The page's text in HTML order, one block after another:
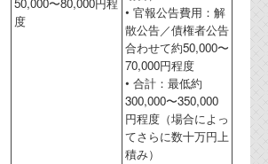
50,000〜80,000円程
度
• 官報公告費用：解
散公告／債権者公告
合わせて約50,000〜
70,000円程度
• 合計：最低約
300,000〜350,000
円程度（場合によっ
てさらに数十万円上
積み）